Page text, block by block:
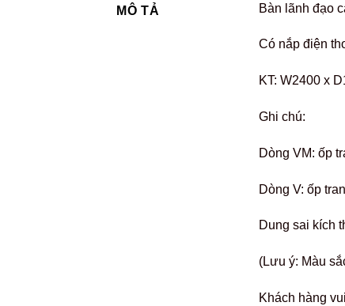
MÔ TẢ Bàn lãnh đạo
Có nắp điện
KT: W2400 x
Ghi chú:
Dòng VM: ốp
Dòng V: ốp
Dung sai kích
(Lưu ý: Màu
Khách hàng